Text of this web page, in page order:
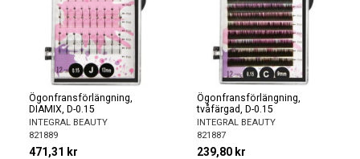
Ögonfransförlängning,
DIAMIX, D-0.15
INTEGRAL BEAUTY
821889
471,31 kr
Ögonfransförlängning,
tvåfärgad, D-0.15
INTEGRAL BEAUTY
821887
239,80 kr